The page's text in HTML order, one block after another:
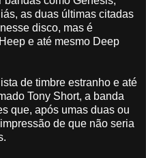
as duas últimas citadas
disco, mas é
e até mesmo Deep
de timbre estranho e até
Tony Short, a banda
que, após umas duas ou
de que não seria